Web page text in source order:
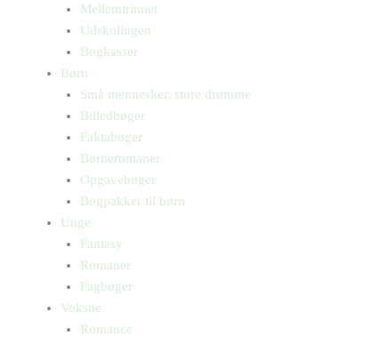
Mellemtrinnet
Udskolingen
Bogkasser
Børn
Små mennesker, store drømme
Billedbøger
Faktabøger
Børneromaner
Opgavebøger
Bogpakker til børn
Unge
Fantasy
Romaner
Fagbøger
Voksne
Romance